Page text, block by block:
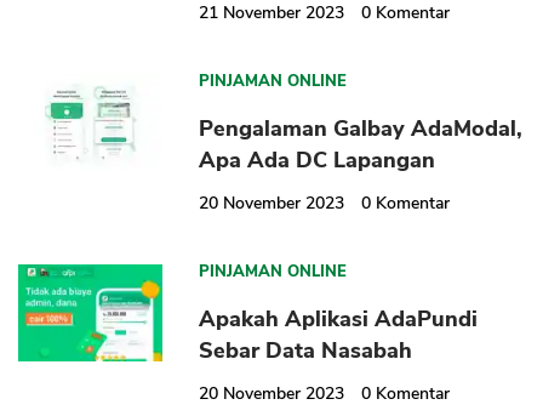
21 November 2023 0 Komentar
PINJAMAN ONLINE
Pengalaman Galbay AdaModal,
Apa Ada DC Lapangan
20 November 2023 0 Komentar
PINJAMAN ONLINE
Apakah Aplikasi AdaPundi
Sebar Data Nasabah
20 November 2023 0 Komentar